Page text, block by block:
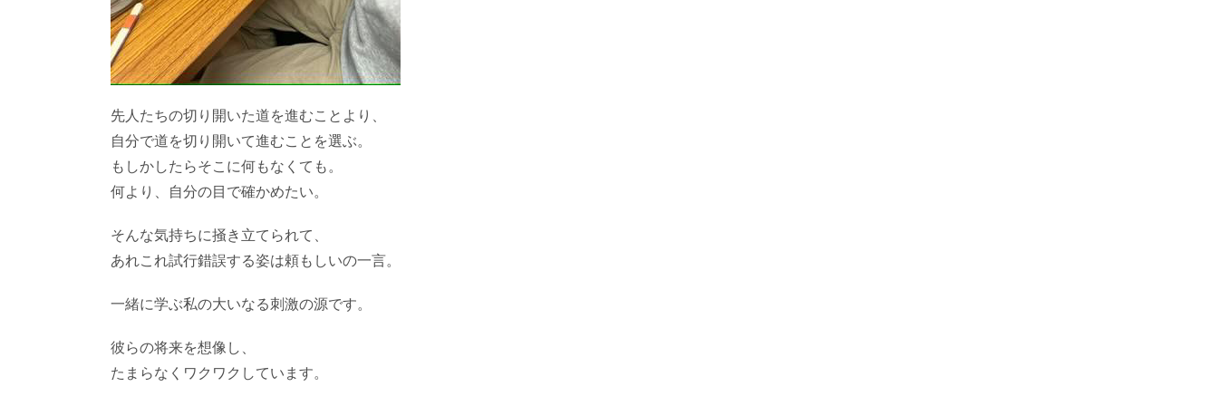
先人たちの切り開いた道を進むことより、
自分で道を切り開いて進むことを選ぶ。
もしかしたらそこに何もなくても。
何より、自分の目で確かめたい。
そんな気持ちに掻き立てられて、
あれこれ試行錯誤する姿は頼もしいの一言。
一緒に学ぶ私の大いなる刺激の源です。
彼らの将来を想像し、
たまらなくワクワクしています。